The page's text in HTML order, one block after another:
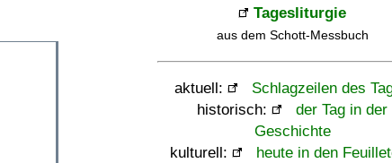
Tagesliturgie
aus dem Schott-Messbuch
aktuell:
Schlagzeilen des
historisch:
der Tag in der
Geschichte
kulturell:
heute in den